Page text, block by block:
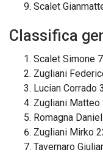
Scalet
Classifica
Scalet Simone
Zugliani
Lucian Corrado
Zugliani Matteo
Romagna
Zugliani Mirko
Tavernaro